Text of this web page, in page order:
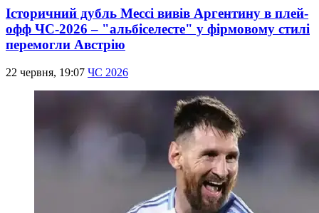
Історичний дубль Мессі вивів Аргентину в плей-
офф ЧС-2026 – "альбіселесте" у фірмовому стилі
перемогли Австрію
22 червня, 19:07 ЧС 2026